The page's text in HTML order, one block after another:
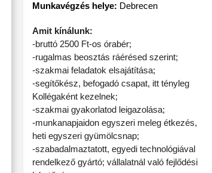
Munkavégzés helye: Debrecen
Amit kínálunk:
-bruttó 2500 Ft-os órabér;
-rugalmas beosztás ráérésed szerint;
-szakmai feladatok elsajátítása;
-segítőkész, befogadó csapat, itt tényleg
Kollégaként kezelnek;
-szakmai gyakorlatod leigazolása;
-munkanapjaidon egyszeri meleg étkezés,
heti egyszeri gyümölcsnap;
-szabadalmaztatott, egyedi technológiával
rendelkező gyártó; vállalatnál való fejlődési